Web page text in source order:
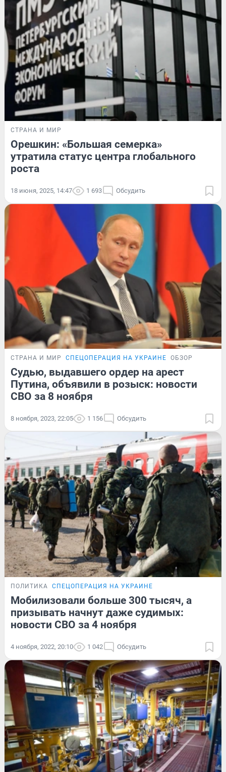
СТРАНА И МИР
Орешкин: «Большая семерка»
утратила статус центра глобального
роста
18 июня, 2025, 14:47 1 693 Обсудить
СТРАНА И МИР СПЕЦОПЕРАЦИЯ НА УКРАИНЕ ОБЗОР
Судью, выдавшего ордер на арест
Путина, объявили в розыск: новости
СВО за 8 ноября
8 ноября, 2023, 22:05 1 156 Обсудить
ПОЛИТИКА СПЕЦОПЕРАЦИЯ НА УКРАИНЕ
Мобилизовали больше 300 тысяч, а
призывать начнут даже судимых:
новости СВО за 4 ноября
4 ноября, 2022, 20:10 1 042 Обсудить